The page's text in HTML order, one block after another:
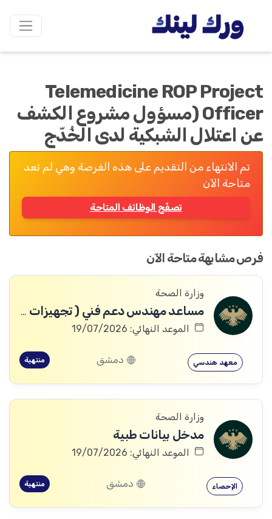
Telemedicine ROP Project
Officer (مسؤول مشروع الكشف
عن اعتلال الشبكية لدى الخُدّج
تم الانتهاء من التقديم على هذه الفرصة وهي لم تعد
متاحة الآن
تصفّح الوظائف المتاحة
فرص مشابهة متاحة الآن
وزارة الصحة
مساعد مهندس دعم فني ( تجهيزات طبية )
الموعد النهائي: 19/07/2026
معهد هندسي دمشق منتهية
وزارة الصحة
مدخل بيانات طبية
الموعد النهائي: 19/07/2026
الإحصاء دمشق منتهية